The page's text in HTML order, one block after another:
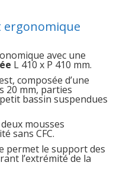
ergonomique
avec une
L 410 x P 410 mm.
composée d’une
20 mm, parties
bassin suspendues
mousses
sans CFC.
permet le support des
l’extrémité de la